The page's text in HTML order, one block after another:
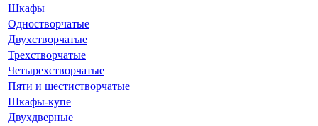
Шкафы
Одностворчатые
Двухстворчатые
Трехстворчатые
Четырехстворчатые
Пяти и шестистворчатые
Шкафы-купе
Двухдверные